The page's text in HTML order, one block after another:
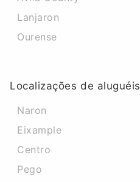
Lanjaron
Ourense
Localizações de aluguéis
Naron
Eixample
Centro
Pego